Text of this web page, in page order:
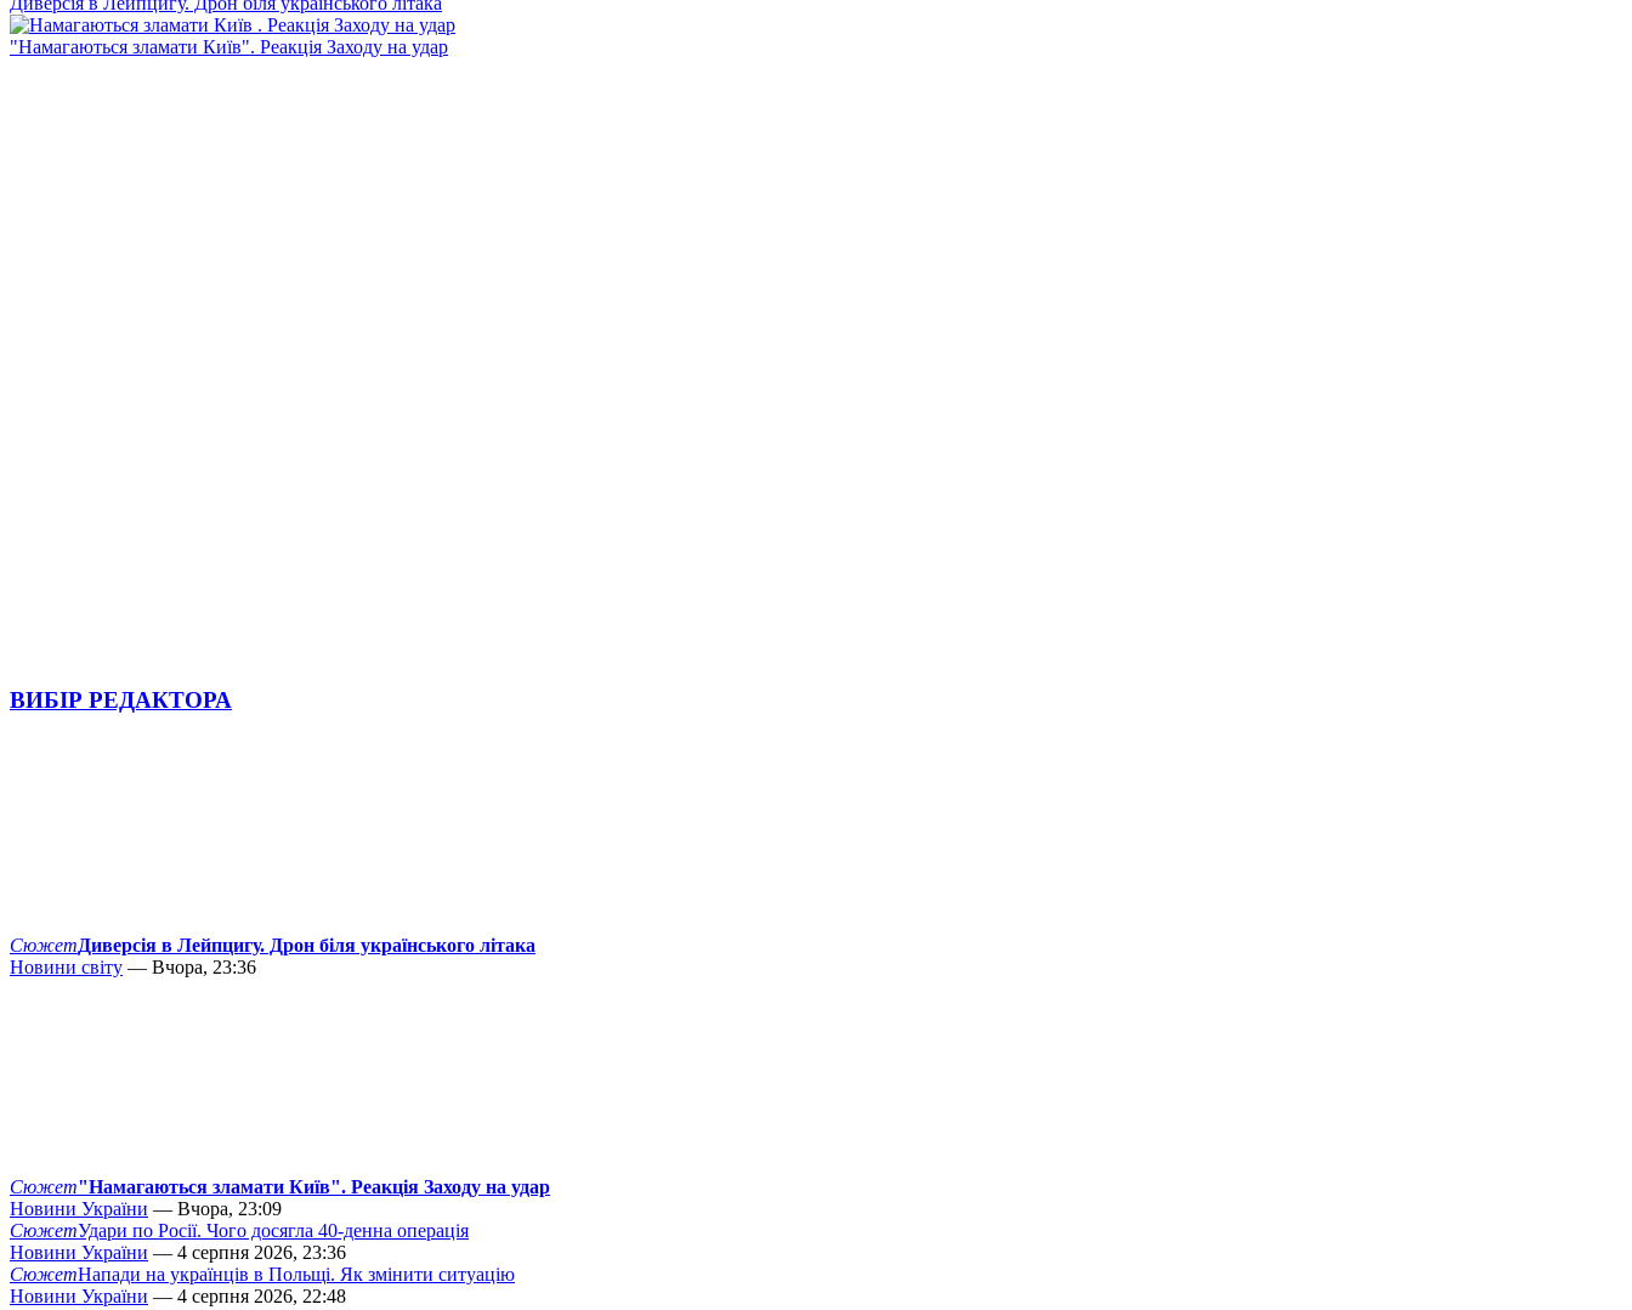
"Намагаються зламати Київ". Реакція Заходу на удар
ВИБІР РЕДАКТОРА
СюжетДиверсія в Лейпцигу. Дрон біля українського літака
Новини світу — Вчора, 23:36
Сюжет"Намагаються зламати Київ". Реакція Заходу на удар
Новини України — Вчора, 23:09
СюжетУдари по Росії. Чого досягла 40-денна операція
Новини України — 4 серпня 2026, 23:36
СюжетНапади на українців в Польщі. Як змінити ситуацію
Новини України — 4 серпня 2026, 22:48